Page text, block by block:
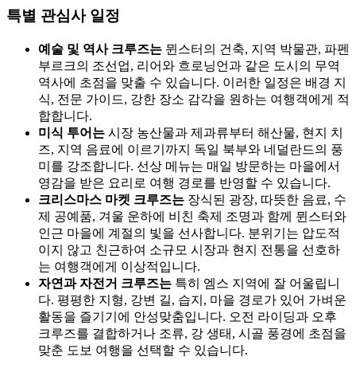
특별 관심사 일정
예술 및 역사 크루즈는 뮌스터의 건축, 지역 박물관, 파펜
부르크의 조선업, 리어와 흐로닝언과 같은 도시의 무역
역사에 초점을 맞출 수 있습니다. 이러한 일정은 배경 지
식, 전문 가이드, 강한 장소 감각을 원하는 여행객에게 적
합합니다.
미식 투어는 시장 농산물과 제과류부터 해산물, 현지 치
즈, 지역 음료에 이르기까지 독일 북부와 네덜란드의 풍
미를 강조합니다. 선상 메뉴는 매일 방문하는 마을에서
영감을 받은 요리로 여행 경로를 반영할 수 있습니다.
크리스마스 마켓 크루즈는 장식된 광장, 따뜻한 음료, 수
제 공예품, 겨울 운하에 비친 축제 조명과 함께 뮌스터와
인근 마을에 계절의 빛을 선사합니다. 분위기는 압도적
이지 않고 친근하여 소규모 시장과 현지 전통을 선호하
는 여행객에게 이상적입니다.
자연과 자전거 크루즈는 특히 엠스 지역에 잘 어울립니
다. 평평한 지형, 강변 길, 습지, 마을 경로가 있어 가벼운
활동을 즐기기에 안성맞춤입니다. 오전 라이딩과 오후
크루즈를 결합하거나 조류, 강 생태, 시골 풍경에 초점을
맞춘 도보 여행을 선택할 수 있습니다.